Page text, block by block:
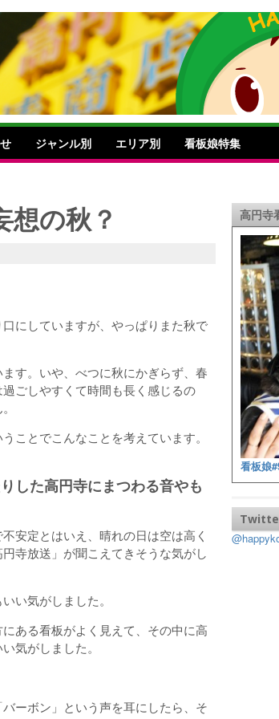
ジャンル別 エリア別 看板娘特集
想の秋？
にしていますが、やっぱりまた秋で
す。いや、べつに秋にかぎらず、春
ごしやすくて時間も長く感じるの
うことでこんなことを考えています。
した高円寺にまつわる音やも
安定とはいえ、晴れの日は空は高く
寺放送」が聞こえてきそうな気がし
い気がしました。
ある看板がよく見えて、その中に高
気がしました。
ーボン」という声を耳にしたら、そ
高円寺
看板娘